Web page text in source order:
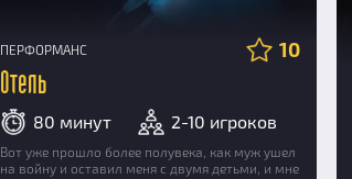
ПЕРФОРМАНС 10
Отель
80 минут 2-10 игроков
Вот уже прошло более полувека, как муж ушел
на войну и оставил меня с двумя детьми, и мне